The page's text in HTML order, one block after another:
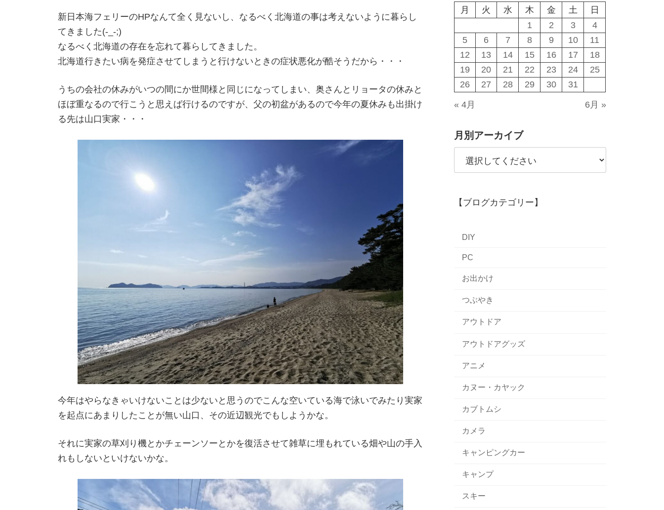
新日本海フェリーのHPなんて全く見ないし、なるべく北海道の事は考えないように暮らし
てきました(-_-;)
なるべく北海道の存在を忘れて暮らしてきました。
北海道行きたい病を発症させてしまうと行けないときの症状悪化が酷そうだから・・・
うちの会社の休みがいつの間にか世間様と同じになってしまい、奥さんとリョータの休みと
ほぼ重なるので行こうと思えば行けるのですが、父の初盆があるので今年の夏休みも出掛け
る先は山口実家・・・
今年はやらなきゃいけないことは少ないと思うのでこんな空いている海で泳いでみたり実家
を起点にあまりしたことが無い山口、その近辺観光でもしようかな。
それに実家の草刈り機とかチェーンソーとかを復活させて雑草に埋もれている畑や山の手入
れもしないといけないかな。
月
火 水 木 金 土
日
1
2 3
4
5
6 7 8 9 10
11
12
13 14 15 16 17
18
19
20 21 22 23 24
25
26
27 28 29 30 31
« 4月 6月 »
月別アーカイブ
【ブログカテゴリー】
DIY
PC
お出かけ
つぶやき
アウトドア
アウトドアグッズ
アニメ
カヌー・カヤック
カブトムシ
カメラ
キャンピングカー
キャンプ
スキー